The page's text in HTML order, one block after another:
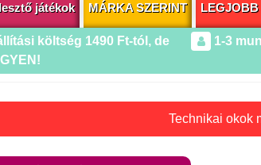
játékok MÁRKA SZERINT
költség 1490 Ft-tól, de
1-3
Technikai okok